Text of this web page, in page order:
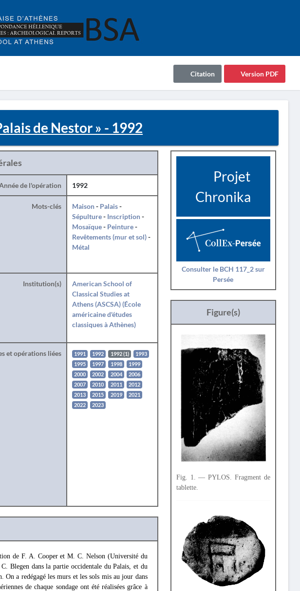
Version PDF
Citation
de Nestor » - 1992
de l'opération 1992
Mots-clés Maison- Palais-
Sépulture- Inscription-
Mosaïque- Peinture-
Revêtements (mur et sol)-
Métal
Institution(s)
American School of
Classical Studies at
Athens (ASCSA) (École
américaine d'études
classiques à Athènes)
et opérations liées 1991 1992 1992 (1)
1993
1995
1997 1998
1999
2000
2002 2004
2006
2007
2010 2011
2012
2013
2015 2019
2021
2022
2023
de F. A. Cooper et M. C. Nelson (Université du
Blegen dans la partie occidentale du Palais, et du
a redégagé les murs et les sols mis au jour dans
de chaque sondage ont été réalisées grâce à
Projet
Chronika
Consulter le BCH 117_2 sur
Persée
Figure(s)
Fig. 1. — PYLOS. Fragment de
tablette.